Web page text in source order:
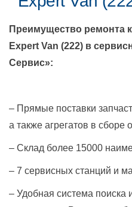
Преимущество ремонта
Expert Van (222) в
Сервис»:
– Прямые поставки
а также агрегатов в сборе
– Склад более 15000
– 7 сервисных станций и
– Удобная система поиска